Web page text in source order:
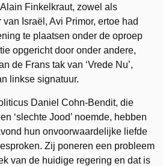
Finkelkraut, zowel als
Israël, Avi Primor, ertoe had
te plaatsen onder de oproep
opgericht door onder andere,
de Frans tak van ‘Vrede Nu’,
linkse signatuur.
Daniel Cohn-Bendit, die
‘slechte Jood’ noemde, hebben
hun onvoorwaardelijke liefde
Zij poneren een probleem
van de huidige regering en dat is